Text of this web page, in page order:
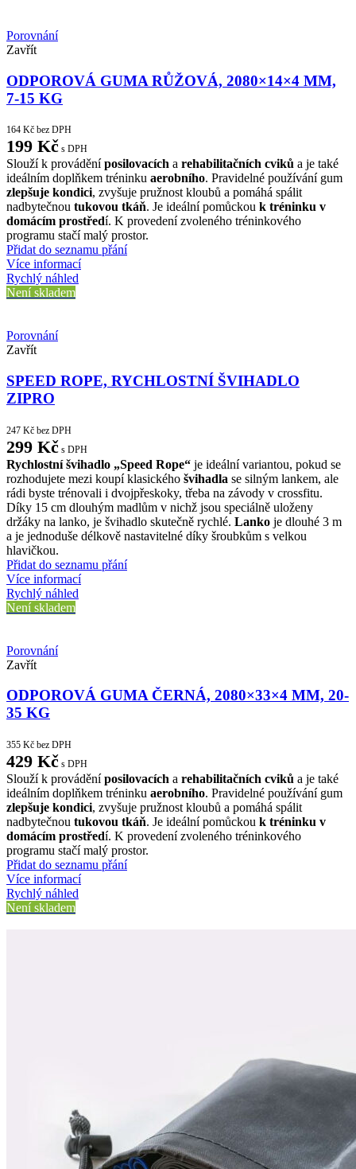
Porovnání
Zavřít
ODPOROVÁ GUMA RŮŽOVÁ, 2080×14×4 MM,
7-15 KG
164 Kč bez DPH
199 Kč s DPH
Slouží k prováděníposilovacích a rehabilitačních cviků a je také
ideálním doplňkem tréninku aerobního. Pravidelné používání gum
zlepšuje kondici, zvyšuje pružnost kloubů a pomáhá spálit
nadbytečnou tukovou tkáň. Je ideální pomůckou k tréninku v
domácím prostředí. K provedení zvoleného tréninkového
programu stačí malý prostor.
Přidat do seznamu přání
Více informací
Rychlý náhled
Není skladem
Porovnání
Zavřít
SPEED ROPE, RYCHLOSTNÍ ŠVIHADLO
ZIPRO
247 Kč bez DPH
299 Kč s DPH
Rychlostní švihadlo „Speed Rope“ je ideální variantou, pokud se
rozhodujete mezi koupí klasického švihadla se silným lankem, ale
rádi byste trénovali i dvojpřeskoky, třeba na závody v crossfitu.
Díky 15 cm dlouhým madlům v nichž jsou speciálně uloženy
držáky na lanko, je švihadlo skutečně rychlé. Lanko je dlouhé 3 m
a je jednoduše délkově nastavitelné díky šroubkům s velkou
hlavičkou.
Přidat do seznamu přání
Více informací
Rychlý náhled
Není skladem
Porovnání
Zavřít
ODPOROVÁ GUMA ČERNÁ, 2080×33×4 MM, 20-
35 KG
355 Kč bez DPH
429 Kč s DPH
Slouží k prováděníposilovacích a rehabilitačních cviků a je také
ideálním doplňkem tréninku aerobního. Pravidelné používání gum
zlepšuje kondici, zvyšuje pružnost kloubů a pomáhá spálit
nadbytečnou tukovou tkáň. Je ideální pomůckou k tréninku v
domácím prostředí. K provedení zvoleného tréninkového
programu stačí malý prostor.
Přidat do seznamu přání
Více informací
Rychlý náhled
Není skladem